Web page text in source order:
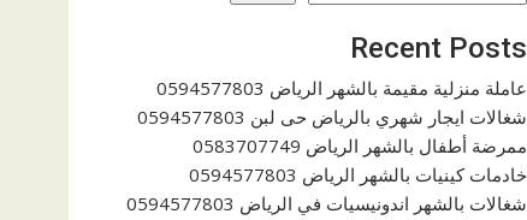
Recent Posts
عاملة منزلية مقيمة بالشهر الرياض 0594577803
شغالات ايجار شهري بالرياض حى لبن 0594577803
ممرضة أطفال بالشهر الرياض 0583707749
خادمات كينيات بالشهر الرياض 0594577803
شغالات بالشهر اندونيسيات في الرياض 0594577803